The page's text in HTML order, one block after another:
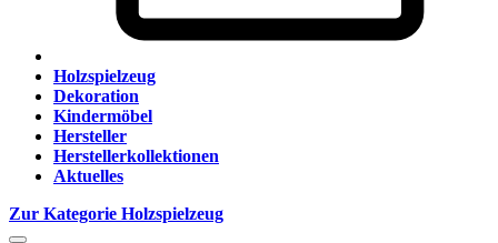
Holzspielzeug
Dekoration
Kindermöbel
Hersteller
Herstellerkollektionen
Aktuelles
Zur Kategorie Holzspielzeug